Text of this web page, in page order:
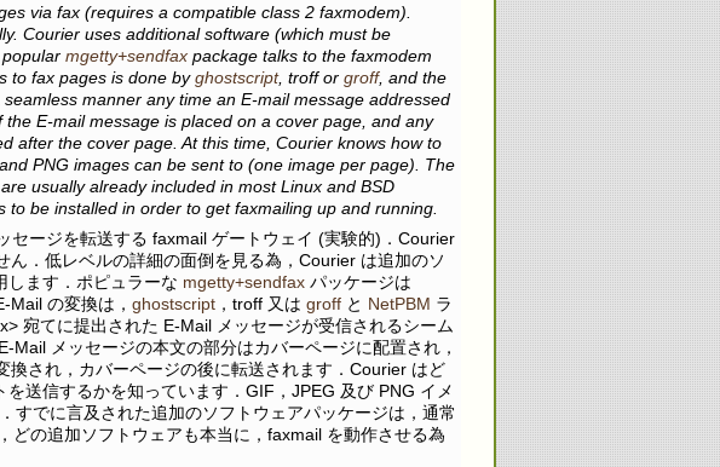
via fax (requires a compatible class 2 faxmodem).
Courier uses additional software (which must be
mgetty+sendfax package talks to the faxmodem
to fax pages is done byghostscript, troff or groff, and the
manner any time an E-mail message addressed
E-mail message is placed on a cover page, and any
after the cover page. At this time, Courier knows how to
PNG images can be sent to (one image per page). The
usually already included in most Linux and BSD
be installed in order to get faxmailing up and running.
ージを転送する faxmail ゲートウェイ (実験的)．Courier
．低レベルの詳細の面倒を見る為，Courier は追加のソ
します．ポピュラーな mgetty+sendfax パッケージは
Mail の変換は， ghostscript ，troff 又は groff と NetPBM ラ
宛てに提出された E-Mail メッセージが受信されるシーム
メッセージの本文の部分はカバーページに配置され，
され，カバーページの後に転送されます．Courier はど
送信するかを知っています．GIF，JPEG 及び PNG イメ
すでに言及された追加のソフトウェアパッケージは，通常
の追加ソフトウェアも本当に，faxmail を動作させる為